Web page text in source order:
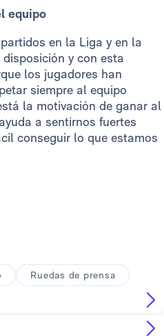
equipo
en la Liga y en la
y con esta
los jugadores han
siempre al equipo
la motivación de ganar al
a sentirnos fuertes
conseguir lo que estamos
Ruedas de prensa